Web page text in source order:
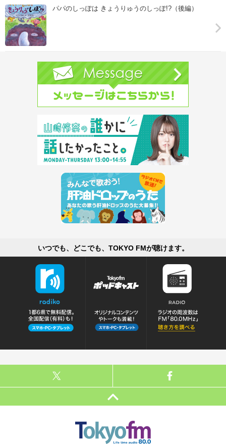
パパのしっぽは きょうりゅうのしっぽ!?（後編）
いつでも、どこでも、TOKYO FMが聴けます。